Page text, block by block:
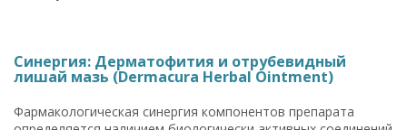
Синергия: Дерматофития и отрубевидный
лишай мазь (Dermacura Herbal Ointment)
Фармакологическая синергия компонентов препарата